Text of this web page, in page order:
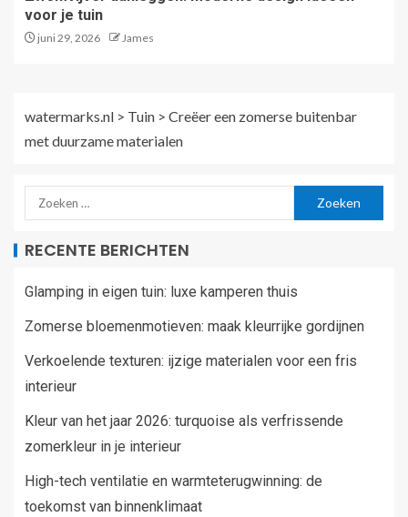
voor je tuin
juni 29, 2026 James
watermarks.nl > Tuin > Creëer een zomerse buitenbar
met duurzame materialen
RECENTE BERICHTEN
Glamping in eigen tuin: luxe kamperen thuis
Zomerse bloemenmotieven: maak kleurrijke gordijnen
Verkoelende texturen: ijzige materialen voor een fris
interieur
Kleur van het jaar 2026: turquoise als verfrissende
zomerkleur in je interieur
High-tech ventilatie en warmteterugwinning: de
toekomst van binnenklimaat